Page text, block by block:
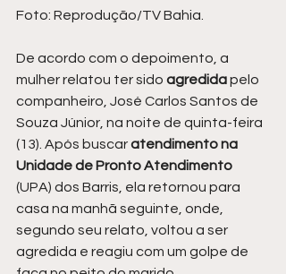
Foto: Reprodução/TV Bahia.
De acordo com o depoimento, a
mulher relatou ter sido agredida pelo
companheiro, José Carlos Santos de
Souza Júnior, na noite de quinta-feira
(13). Após buscar atendimento na
Unidade de Pronto Atendimento
(UPA) dos Barris, ela retornou para
casa na manhã seguinte, onde,
segundo seu relato, voltou a ser
agredida e reagiu com um golpe de